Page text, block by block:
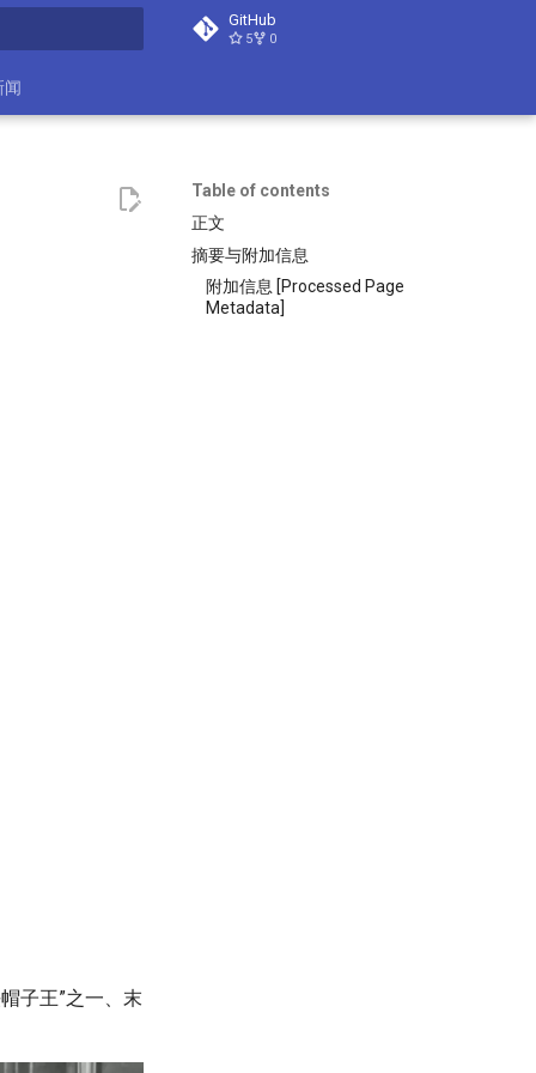
GitHub
5 0
闻
Table of contents
正文
摘要与附加信息
附加信息 [Processed Page
Metadata]
子王”之一、末